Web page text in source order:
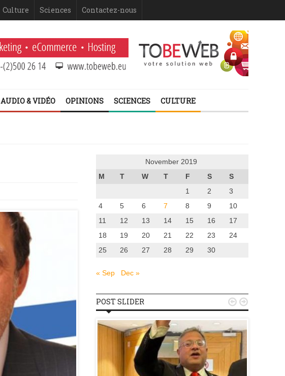
Culture Sciences Contactez-nous
AUDIO & VIDÉO OPINIONS SCIENCES CULTURE
November 2019
M
T W T F S
S
1
2
3
4
5 6 7 8 9
10
11
12 13 14 15 16
17
18
19 20 21 22 23
24
25
26 27 28 29 30
« Sep Dec »
POST SLIDER  